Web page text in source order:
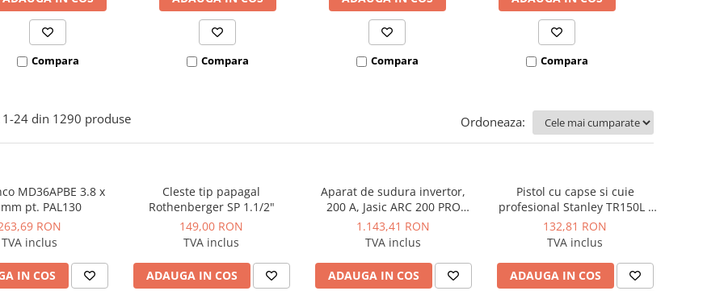
Compara Compara Compara Compara
1-24 din 1290 produse Ordoneaza:
MD36APBE 3.8 x
pt. PAL130
RON
TVA inclus
IN COS
Cleste tip papagal
Rothenberger SP 1.1/2"
149,00 RON
TVA inclus
ADAUGA IN COS
Aparat de sudura invertor,
200 A, Jasic ARC 200 PRO
(Z209)
1.143,41 RON
TVA inclus
ADAUGA IN COS
Pistol cu capse si cuie
profesional Stanley TR150L -
6-TR150L
132,81 RON
TVA inclus
ADAUGA IN COS